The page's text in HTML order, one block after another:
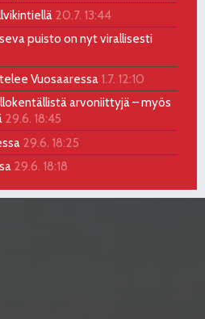
20.7. 13:44
puisto on nyt virallisesti
Vuosaaressa 1.7. 12:10
arvoniittyjä – myös
29.6. 18:45
29.6. 18:25
29.6. 18:18